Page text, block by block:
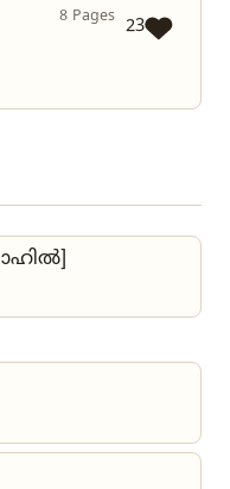
8 Pages 23